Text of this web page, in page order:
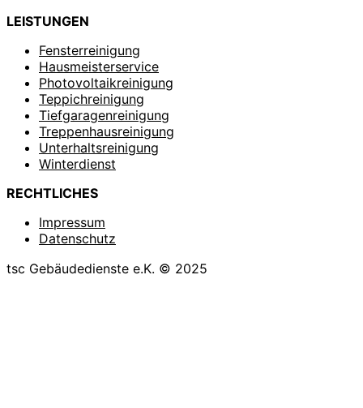
LEISTUNGEN
Fensterreinigung
Hausmeisterservice
Photovoltaikreinigung
Teppichreinigung
Tiefgaragenreinigung
Treppenhausreinigung
Unterhaltsreinigung
Winterdienst
RECHTLICHES
Impressum
Datenschutz
tsc Gebäudedienste e.K. © 2025